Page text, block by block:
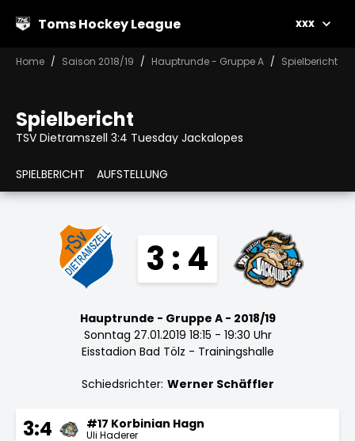
Toms Hockey League xxx
Home Saison 2018/19 Hauptrunde - Gruppe A Spielbericht
Spielbericht
TSV Dietramszell 3:4 Tuesday Jackalopes
SPIELBERICHT AUFSTELLUNG
3 : 4
Hauptrunde - Gruppe A - 2018/19
Sonntag 27.01.2019 18:15 - 19:30 Uhr
Eisstadion Bad Tölz - Trainingshalle
Schiedsrichter: Werner Schäffler
3:4 #17 Korbinian Hagn
Uli Haderer